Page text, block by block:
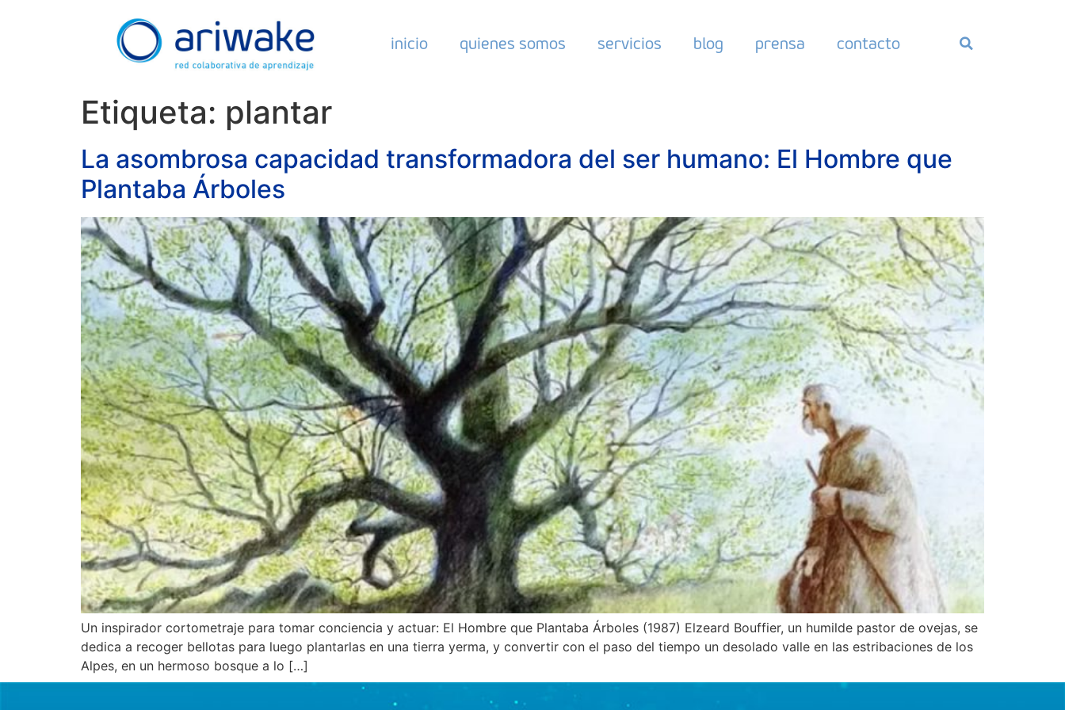
inicio quienes somos servicios blog prensa contacto
Etiqueta: plantar
La asombrosa capacidad transformadora del ser humano: El Hombre que
Plantaba Árboles
Un inspirador cortometraje para tomar conciencia y actuar: El Hombre que Plantaba Árboles (1987) Elzeard Bouffier, un humilde pastor de ovejas, se
dedica a recoger bellotas para luego plantarlas en una tierra yerma, y convertir con el paso del tiempo un desolado valle en las estribaciones de los
Alpes, en un hermoso bosque a lo […]